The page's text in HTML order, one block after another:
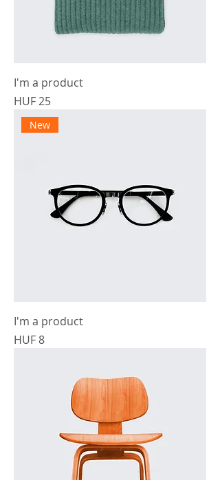
I'm a product
Prijs
HUF 25
New
I'm a product
Prijs
HUF 8